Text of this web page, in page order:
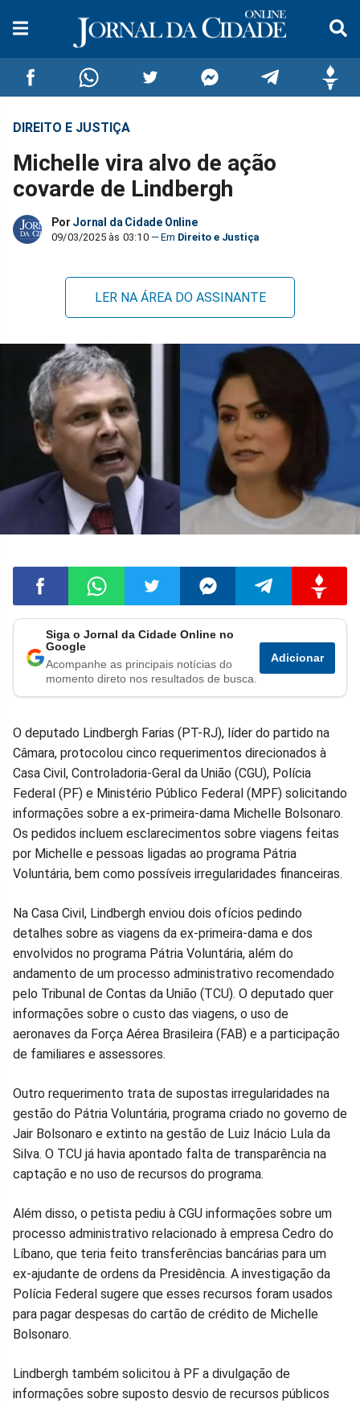
Compartilhar
no
Facebook
Compartilhar
no
Whatsapp
Compartilhar
no
Twitter
no
Messenger
no
DIREITO E JUSTIÇA
Michelle vira alvo de ação
covarde de Lindbergh
Por Jornal da Cidade Online
09/03/2025 às 03:10 Direito e Justiça
LER NA ÁREA DO ASSINANTE
Compartilhar
no
Compartilhar
no
Compartilhar
no
Compartilhar
no
Compartilhar
no
no
Siga o Jornal da Cidade Online no
Google
Acompanhe as principais notícias do
momento direto nos resultados de busca.
Adicionar
O deputado Lindbergh Farias (PT-RJ), líder do partido na
Câmara, protocolou cinco requerimentos direcionados à
Casa Civil, Controladoria-Geral da União (CGU), Polícia
Federal (PF) e Ministério Público Federal (MPF) solicitando
informações sobre a ex-primeira-dama Michelle Bolsonaro.
Os pedidos incluem esclarecimentos sobre viagens feitas
por Michelle e pessoas ligadas ao programa Pátria
Voluntária, bem como possíveis irregularidades financeiras.
Na Casa Civil, Lindbergh enviou dois ofícios pedindo
detalhes sobre as viagens da ex-primeira-dama e dos
envolvidos no programa Pátria Voluntária, além do
andamento de um processo administrativo recomendado
pelo Tribunal de Contas da União (TCU). O deputado quer
informações sobre o custo das viagens, o uso de
aeronaves da Força Aérea Brasileira (FAB) e a participação
de familiares e assessores.
Outro requerimento trata de supostas irregularidades na
gestão do Pátria Voluntária, programa criado no governo de
Jair Bolsonaro e extinto na gestão de Luiz Inácio Lula da
Silva. O TCU já havia apontado falta de transparência na
captação e no uso de recursos do programa.
Além disso, o petista pediu à CGU informações sobre um
processo administrativo relacionado à empresa Cedro do
Líbano, que teria feito transferências bancárias para um
ex-ajudante de ordens da Presidência. A investigação da
Polícia Federal sugere que esses recursos foram usados
para pagar despesas do cartão de crédito de Michelle
Bolsonaro.
Lindbergh também solicitou à PF a divulgação de
informações sobre suposto desvio de recursos públicos